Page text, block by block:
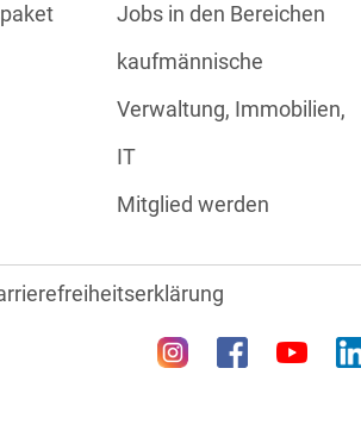
Jobs in den Bereichen
kaufmännische
Verwaltung, Immobilien,
IT
Mitglied werden